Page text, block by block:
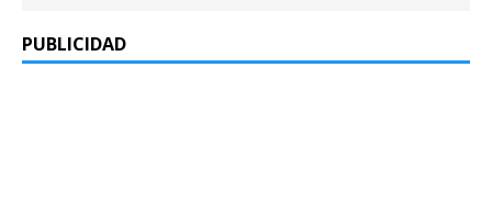
PUBLICIDAD